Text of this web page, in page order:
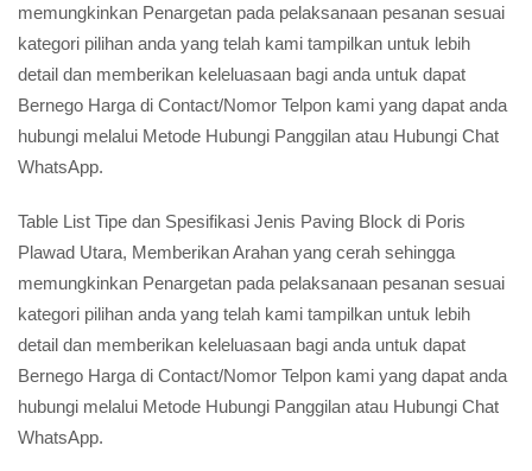
memungkinkan Penargetan pada pelaksanaan pesanan sesuai
kategori pilihan anda yang telah kami tampilkan untuk lebih
detail dan memberikan keleluasaan bagi anda untuk dapat
Bernego Harga di Contact/Nomor Telpon kami yang dapat anda
hubungi melalui Metode Hubungi Panggilan atau Hubungi Chat
WhatsApp.
Table List Tipe dan Spesifikasi Jenis Paving Block di Poris
Plawad Utara, Memberikan Arahan yang cerah sehingga
memungkinkan Penargetan pada pelaksanaan pesanan sesuai
kategori pilihan anda yang telah kami tampilkan untuk lebih
detail dan memberikan keleluasaan bagi anda untuk dapat
Bernego Harga di Contact/Nomor Telpon kami yang dapat anda
hubungi melalui Metode Hubungi Panggilan atau Hubungi Chat
WhatsApp.